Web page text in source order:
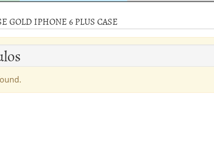
emprendedor? Esto es lo que cuesta y las ayudas que puedes
2014
listo para franquiciarse?
una opción práctica
GOLD IPHONE 6 PLUS CASE